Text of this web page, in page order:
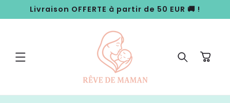
PASSER
AU
Livraison OFFERTE à partir de 50 EUR 🚚 !
Panier